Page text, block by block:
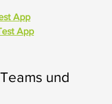
App
App
und